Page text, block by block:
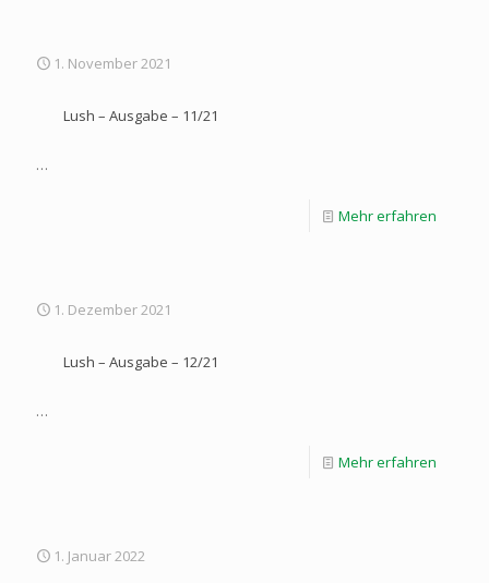
1. November 2021
Lush – Ausgabe – 11/21
…
Mehr erfahren
1. Dezember 2021
Lush – Ausgabe – 12/21
…
Mehr erfahren
1. Januar 2022